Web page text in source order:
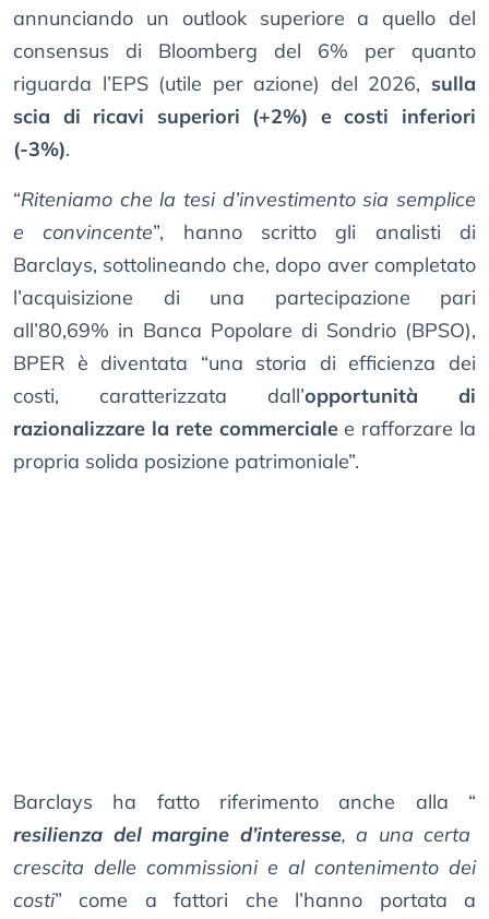
annunciando un outlook superiore a quello del
consensus di Bloomberg del 6% per quanto
riguarda l’EPS (utile per azione) del 2026, sulla
scia di ricavi superiori (+2%) e costi inferiori
(-3%).
“Riteniamo che la tesi d’investimento sia semplice
e convincente”, hanno scritto gli analisti di
Barclays, sottolineando che, dopo aver completato
l’acquisizione di una partecipazione pari
all’80,69% in Banca Popolare di Sondrio (BPSO),
BPER è diventata “una storia di efficienza dei
costi, caratterizzata dall’opportunità di
razionalizzare la rete commercialee rafforzare la
propria solida posizione patrimoniale”.
Barclays ha fatto riferimento anche alla “
resilienza del margine d’interesse, a una certa
crescita delle commissioni e al contenimento dei
costi” come a fattori che l’hanno portata a